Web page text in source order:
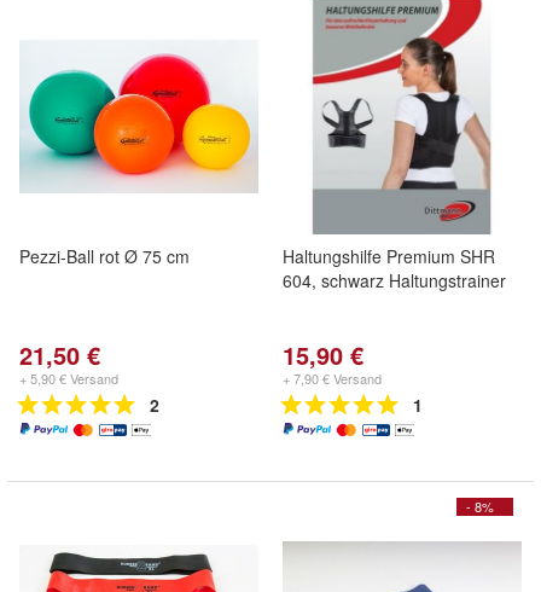
Pezzi-Ball rot Ø 75 cm
21,50 €
+ 5,90 € Versand
2
Haltungshilfe Premium SHR
604, schwarz Haltungstrainer
15,90 €
+ 7,90 € Versand
1
- 8%